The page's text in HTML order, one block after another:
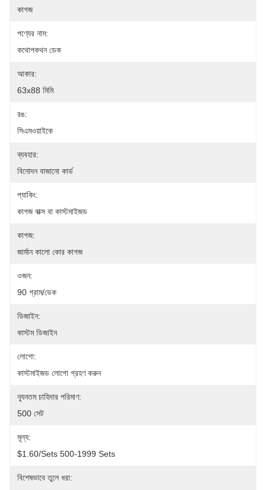
কাগজ
পণ্যের নাম:
কথোপকথন ডেক
আকার:
63x88 মিমি
রঙ:
সিএমওয়াইকে
ব্যবহার:
বিনোদন বাজানো কার্ড
প্যাকিং:
কাগজ বাক্স বা কাস্টমাইজড
কাগজ:
জার্মান কালো কোর কাগজ
ওজন:
90 গ্রাম/ডেক
ডিজাইন:
কাস্টম ডিজাইন
লোগো:
কাস্টমাইজড লোগো গ্রহণ করুন
ন্যূনতম চাহিদার পরিমাণ:
500 সেট
মূল্য:
$1.60/sets 500-1999 Sets
বিশেষভাবে তুলে ধরা: